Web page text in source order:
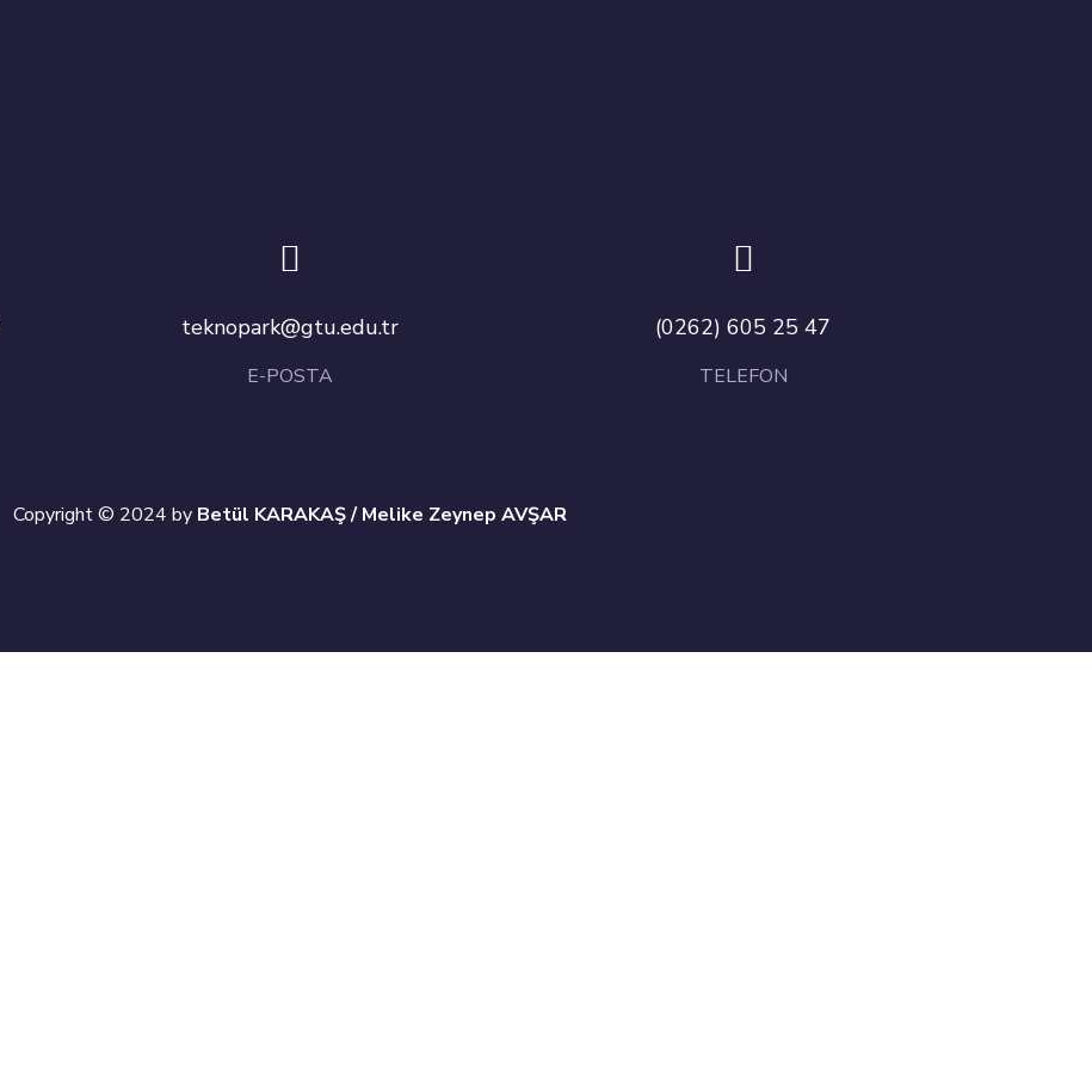
teknopark@gtu.edu.tr
E-POSTA
(0262) 605 25 47
TELEFON
Copyright © 2024 by Betül KARAKAŞ / Melike Zeynep AVŞAR